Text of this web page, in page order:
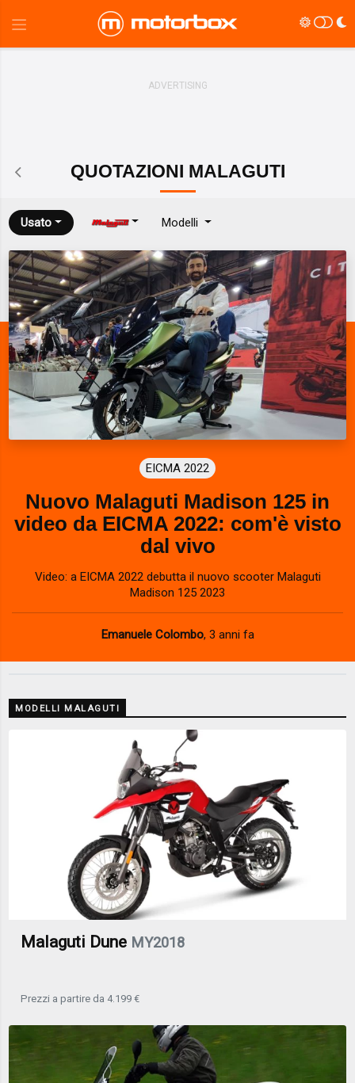
QUOTAZIONI MALAGUTI
Usato Modelli
EICMA 2022
Nuovo Malaguti Madison 125 in
video da EICMA 2022: com'è visto
dal vivo
Video: a EICMA 2022 debutta il nuovo scooter Malaguti
Madison 125 2023
Emanuele Colombo, 3 anni fa
MODELLI MALAGUTI
Malaguti Dune MY2018
Prezzi a partire da 4.199 €